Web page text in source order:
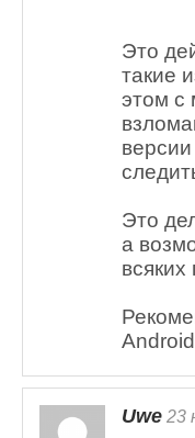
Это
такие
этом с
Это
а
всяких
Uwe 23